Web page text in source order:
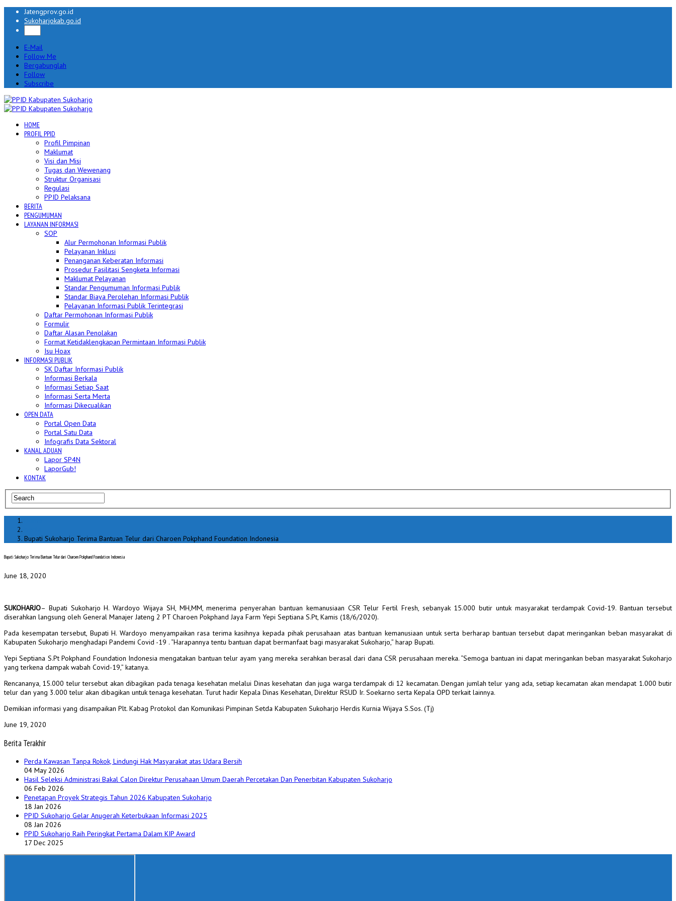
Jatengprov.go.id
Sukoharjokab.go.id
E-Mail
Follow Me
Bergabunglah
Follow
Subscribe
HOME
PROFIL PPID
Profil Pimpinan
Maklumat
Visi dan Misi
Tugas dan Wewenang
Struktur Organisasi
Regulasi
PPID Pelaksana
BERITA
PENGUMUMAN
LAYANAN INFORMASI
SOP
Alur Permohonan Informasi Publik
Pelayanan Inklusi
Penanganan Keberatan Informasi
Prosedur Fasilitasi Sengketa Informasi
Maklumat Pelayanan
Standar Pengumuman Informasi Publik
Standar Biaya Perolehan Informasi Publik
Pelayanan Informasi Publik Terintegrasi
Daftar Permohonan Informasi Publik
Formulir
Daftar Alasan Penolakan
Format Ketidaklengkapan Permintaan Informasi Publik
Isu Hoax
INFORMASI PUBLIK
SK Daftar Informasi Publik
Informasi Berkala
Informasi Setiap Saat
Informasi Serta Merta
Informasi Dikecualikan
OPEN DATA
Portal Open Data
Portal Satu Data
Infografis Data Sektoral
KANAL ADUAN
Lapor SP4N
LaporGub!
KONTAK
Bupati Sukoharjo Terima Bantuan Telur dari Charoen Pokphand Foundation Indonesia
Bupati Sukoharjo Terima Bantuan Telur dari Charoen Pokphand Foundation Indonesia
June 18, 2020
SUKOHARJO– Bupati Sukoharjo H. Wardoyo Wijaya SH, MH,MM, menerima penyerahan bantuan kemanusiaan CSR Telur Fertil Fresh, sebanyak 15.000 butir untuk masyarakat terdampak Covid-19. Bantuan tersebut
diserahkan langsung oleh General Manajer Jateng 2 PT Charoen Pokphand Jaya Farm Yepi Septiana S.Pt, Kamis (18/6/2020).
Pada kesempatan tersebut, Bupati H. Wardoyo menyampaikan rasa terima kasihnya kepada pihak perusahaan atas bantuan kemanusiaan untuk serta berharap bantuan tersebut dapat meringankan beban masyarakat di
Kabupaten Sukoharjo menghadapi Pandemi Covid -19 . “Harapannya tentu bantuan dapat bermanfaat bagi masyarakat Sukoharjo,” harap Bupati.
Yepi Septiana S.Pt Pokphand Foundation Indonesia mengatakan bantuan telur ayam yang mereka serahkan berasal dari dana CSR perusahaan mereka. “Semoga bantuan ini dapat meringankan beban masyarakat Sukoharjo
yang terkena dampak wabah Covid-19,” katanya.
Rencananya, 15.000 telur tersebut akan dibagikan pada tenaga kesehatan melalui Dinas kesehatan dan juga warga terdampak di 12 kecamatan. Dengan jumlah telur yang ada, setiap kecamatan akan mendapat 1.000 butir
telur dan yang 3.000 telur akan dibagikan untuk tenaga kesehatan. Turut hadir Kepala Dinas Kesehatan, Direktur RSUD Ir. Soekarno serta Kepala OPD terkait lainnya.
Demikian informasi yang disampaikan Plt. Kabag Protokol dan Komunikasi Pimpinan Setda Kabupaten Sukoharjo Herdis Kurnia Wijaya S.Sos. (Tj)
June 19, 2020
Berita Terakhir
Perda Kawasan Tanpa Rokok, Lindungi Hak Masyarakat atas Udara Bersih
04 May 2026
Hasil Seleksi Administrasi Bakal Calon Direktur Perusahaan Umum Daerah Percetakan Dan Penerbitan Kabupaten Sukoharjo
06 Feb 2026
Penetapan Proyek Strategis Tahun 2026 Kabupaten Sukoharjo
18 Jan 2026
PPID Sukoharjo Gelar Anugerah Keterbukaan Informasi 2025
08 Jan 2026
PPID Sukoharjo Raih Peringkat Pertama Dalam KIP Award
17 Dec 2025